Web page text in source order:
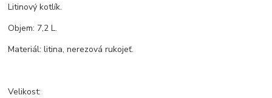
Litinový kotlík.
Objem: 7,2 L.
Materiál: litina, nerezová rukojeť.
Velikost: